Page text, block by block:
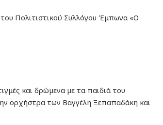
Πολιτιστικού Συλλόγου Έμπωνα «Ο
και δρώμενα με τα παιδιά του
ορχήστρα των Βαγγέλη Ξεπαπαδάκη και